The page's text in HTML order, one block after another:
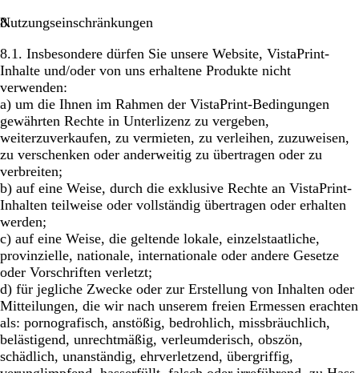
Nutzungseinschränkungen
8.1. Insbesondere dürfen Sie unsere Website, VistaPrint-
Inhalte und/oder von uns erhaltene Produkte nicht
verwenden:
a) um die Ihnen im Rahmen der VistaPrint-Bedingungen
gewährten Rechte in Unterlizenz zu vergeben,
weiterzuverkaufen, zu vermieten, zu verleihen, zuzuweisen,
zu verschenken oder anderweitig zu übertragen oder zu
verbreiten;
b) auf eine Weise, durch die exklusive Rechte an VistaPrint-
Inhalten teilweise oder vollständig übertragen oder erhalten
werden;
c) auf eine Weise, die geltende lokale, einzelstaatliche,
provinzielle, nationale, internationale oder andere Gesetze
oder Vorschriften verletzt;
d) für jegliche Zwecke oder zur Erstellung von Inhalten oder
Mitteilungen, die wir nach unserem freien Ermessen erachten
als: pornografisch, anstößig, bedrohlich, missbräuchlich,
belästigend, unrechtmäßig, verleumderisch, obszön,
schädlich, unanständig, ehrverletzend, übergriffig,